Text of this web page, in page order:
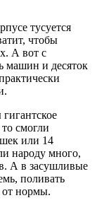
тусуется
чтобы
А вот с
машин и десяток
смогли
или 14
народу много,
А в засушливые
поливать
от нормы.